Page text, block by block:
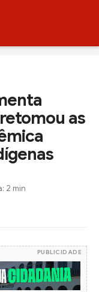
as
2 min
PUBLICIDADE